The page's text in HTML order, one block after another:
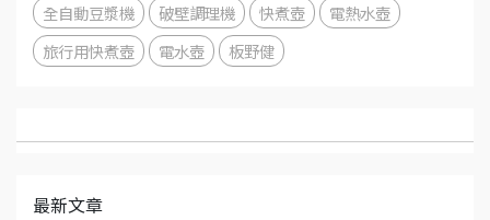
全自動豆漿機
破壁調理機 快煮壺
電熱水壺
旅行用快煮壺
電水壺 板野健
最新文章